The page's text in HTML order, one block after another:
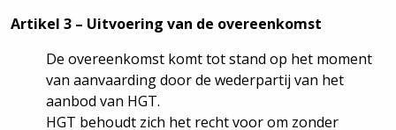
Artikel 3 – Uitvoering van de overeenkomst
De overeenkomst komt tot stand op het moment
van aanvaarding door de wederpartij van het
aanbod van HGT.
HGT behoudt zich het recht voor om zonder